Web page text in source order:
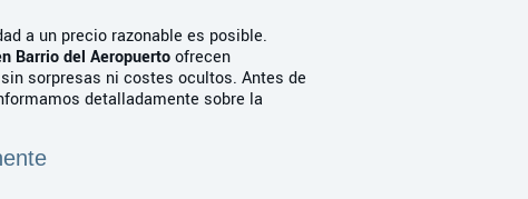
a un precio razonable es posible.
Barrio del Aeropuertoofrecen
sorpresas ni costes ocultos. Antes de
detalladamente sobre la